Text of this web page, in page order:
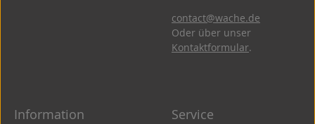
contact@wache.de
Oder über unser
Kontaktformular.
Information Service